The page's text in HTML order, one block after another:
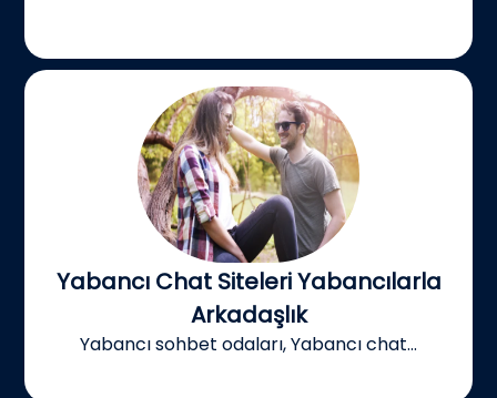
Yabancı Chat Siteleri Yabancılarla
Arkadaşlık
Yabancı sohbet odaları, Yabancı chat...